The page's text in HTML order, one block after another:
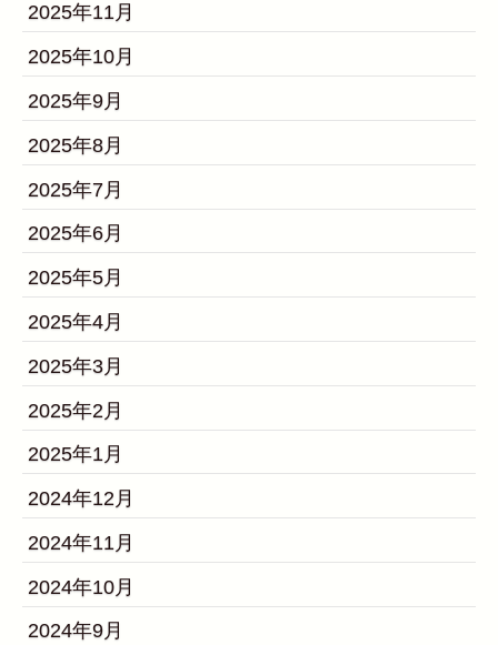
2025年11月
2025年10月
2025年9月
2025年8月
2025年7月
2025年6月
2025年5月
2025年4月
2025年3月
2025年2月
2025年1月
2024年12月
2024年11月
2024年10月
2024年9月